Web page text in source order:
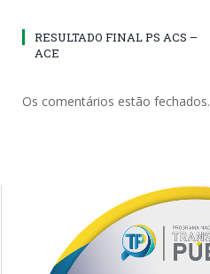
RESULTADO FINAL PS ACS –
ACE
Os comentários estão fechados.